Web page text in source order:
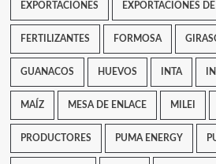
EXPORTACIONES EXPORTACIONES
FERTILIZANTES FORMOSA
GUANACOS HUEVOS INTA
MAÍZ MESA DE ENLACE MILEI
PRODUCTORES PUMA ENERGY